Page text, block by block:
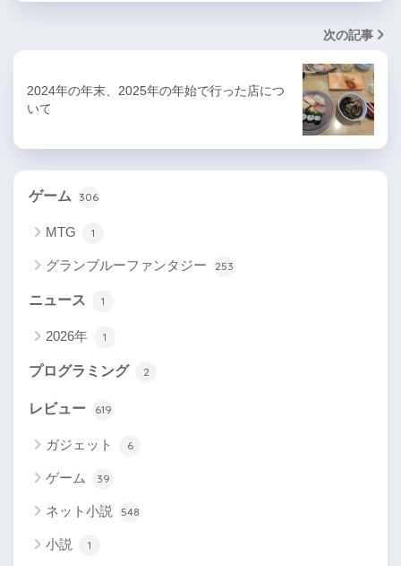
次の記事
2024年の年末、2025年の年始で行った店につ
いて
ゲーム 306
MTG 1
グランブルーファンタジー 253
ニュース 1
2026年 1
プログラミング 2
レビュー 619
ガジェット 6
ゲーム 39
ネット小説 548
小説 1